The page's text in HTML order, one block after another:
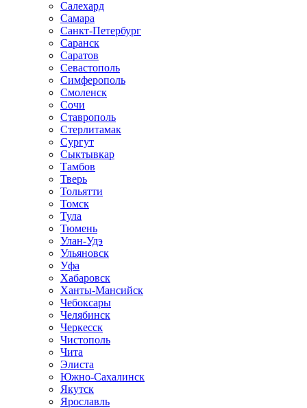
Салехард
Самара
Санкт-Петербург
Саранск
Саратов
Севастополь
Симферополь
Смоленск
Сочи
Ставрополь
Стерлитамак
Сургут
Сыктывкар
Тамбов
Тверь
Тольятти
Томск
Тула
Тюмень
Улан-Удэ
Ульяновск
Уфа
Хабаровск
Ханты-Мансийск
Чебоксары
Челябинск
Черкесск
Чистополь
Чита
Элиста
Южно-Сахалинск
Якутск
Ярославль